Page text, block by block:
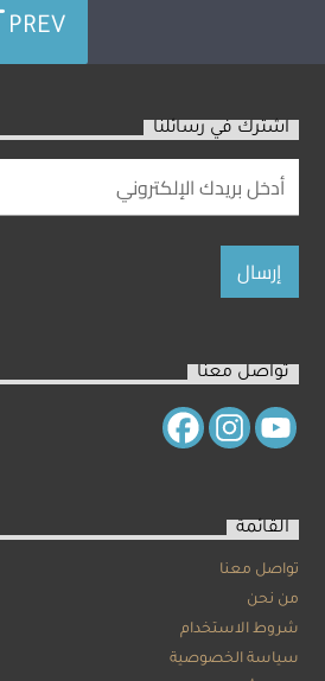
PREV
اشترك في رسائلنا
تواصل معنا
القائمة
تواصل معنا
من نحن
شروط الاستخدام
سياسة الخصوصية